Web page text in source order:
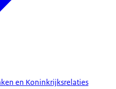
en Koninkrijksrelaties